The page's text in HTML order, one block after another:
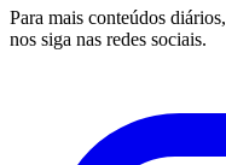
Para mais conteúdos diários,
nos siga nas redes sociais.